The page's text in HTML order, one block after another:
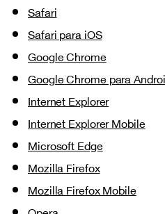
cookies
399 Days
_ga,
729 Days, 729
Safari
Safari para iOS
Google Chrome
Google Chrome para
Internet Explorer
Internet Explorer Mobile
Microsoft Edge
Mozilla Firefox
Mozilla Firefox Mobile